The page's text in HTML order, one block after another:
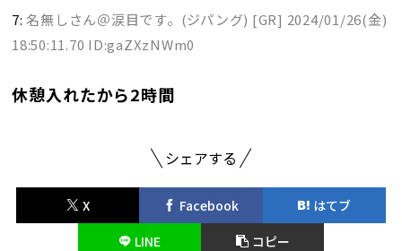
7:名無しさん＠涙目です。(ジパング) [GR] 2024/01/26(金)
18:50:11.70 ID:gaZXzNWm0
休憩入れたから2時間
シェアする
X Facebook
はてブ
LINE
コピー